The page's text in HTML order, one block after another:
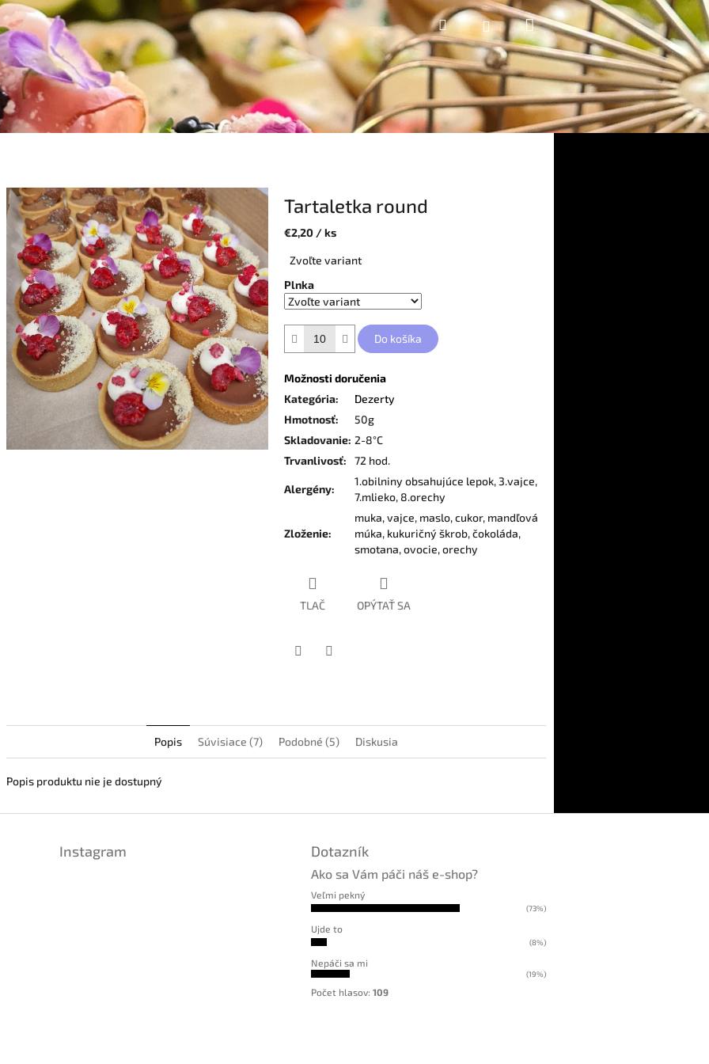
HľadaťPrihlásenieNákupný
košík
Tartaletka round
€2,20 / ks
cena:
Zvoľte variant
Plnka
Do košíka
Možnosti doručenia
Kategória:
Dezerty
Hmotnosť:
50g
Skladovanie: 2-8°C
Trvanlivosť: 72 hod.
Alergény:
1.obilniny obsahujúce lepok, 3.vajce,
7.mlieko, 8.orechy
Zloženie:
muka, vajce, maslo, cukor, mandľová
múka, kukuričný škrob, čokoláda,
smotana, ovocie, orechy
TLAČ OPÝTAŤ SA
Popis Súvisiace (7) Podobné (5) Diskusia
Popis produktu nie je dostupný
Instagram Dotazník
Ako sa Vám páči náš e-shop?
Veľmi pekný
(73%)
Ujde to
(8%)
Nepáči sa mi
(19%)
Počet hlasov: 109